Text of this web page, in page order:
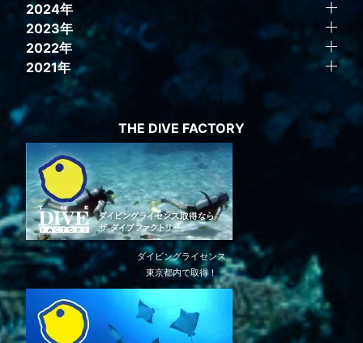
2024年
2023年
2022年
2021年
THE DIVE FACTORY
ダイビングライセンス
東京都内で取得！